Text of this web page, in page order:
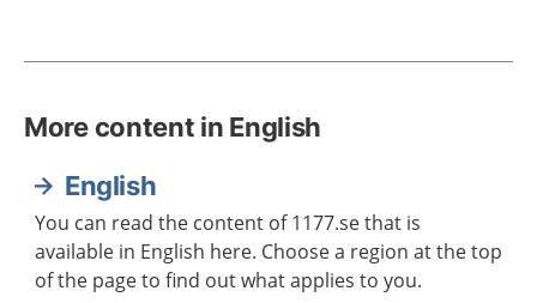
More content in English
English
You can read the content of 1177.se that is
available in English here. Choose a region at the top
of the page to find out what applies to you.